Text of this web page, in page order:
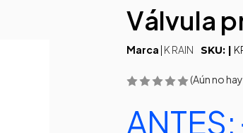
Válvula
Marca K RAIN SKU: |
(Aún no
ANTES: